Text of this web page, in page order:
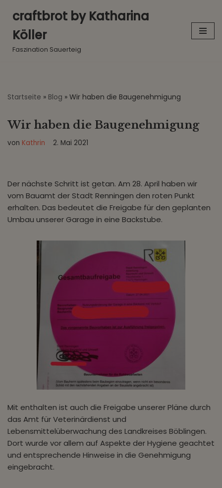
Inhalt
springen
craftbrot by Katharina
Köller
Faszination Sauerteig
Startseite » Blog » Wir haben die Baugenehmigung
Wir haben die Baugenehmigung
von Kathrin 2. Mai 2021
Der nächste Schritt ist getan. Am 28. April haben wir
vom Bauamt der Stadt Renningen den roten Punkt
erhalten. Das bedeutet die Freigabe für den geplanten
Umbau unserer Garage in eine Backstube.
Mit enthalten ist auch die Freigabe unserer Pläne durch
das Amt für Veterinärdienst und
Lebensmittelüberwachung des Landkreises Böblingen.
Dort wurde vor allem auf Aspekte der Hygiene geachtet
und entsprechende Hinweise in die Genehmigung
eingebracht.